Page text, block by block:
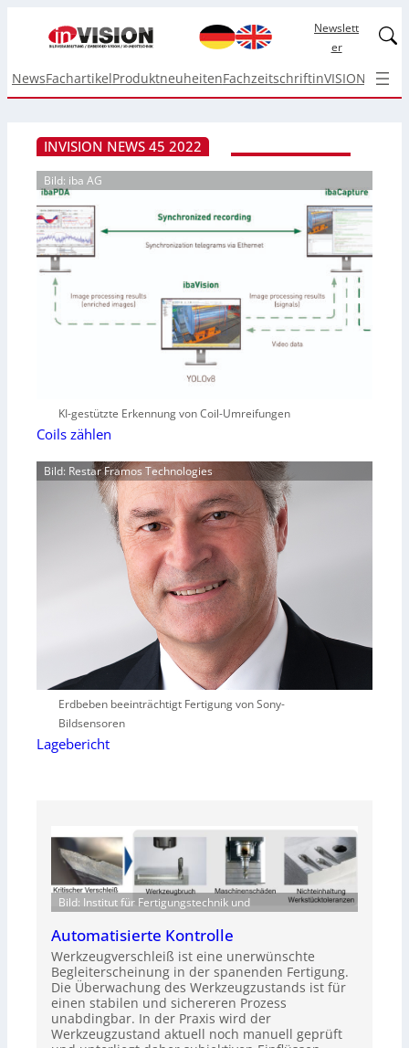
Newslett
er
NewsFachartikelProduktneuheitenFachzeitschriftinVISION Top
INVISION NEWS 45 2022
Bild: iba AG
KI-gestützte Erkennung von Coil-Umreifungen
Coils zählen
Bild: Restar Framos Technologies
Erdbeben beeinträchtigt Fertigung von Sony-
Bildsensoren
Lagebericht
Bild: Institut für Fertigungstechnik und
Automatisierte Kontrolle
Werkzeugverschleiß ist eine unerwünschte
Begleiterscheinung in der spanenden Fertigung.
Die Überwachung des Werkzeugzustands ist für
einen stabilen und sichereren Prozess
unabdingbar. In der Praxis wird der
Werkzeugzustand aktuell noch manuell geprüft